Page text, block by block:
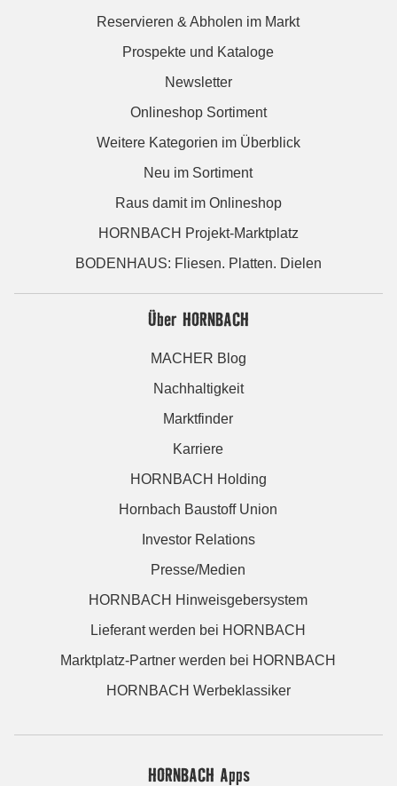
Reservieren & Abholen im Markt
Prospekte und Kataloge
Newsletter
Onlineshop Sortiment
Weitere Kategorien im Überblick
Neu im Sortiment
Raus damit im Onlineshop
HORNBACH Projekt-Marktplatz
BODENHAUS: Fliesen. Platten. Dielen
Über HORNBACH
MACHER Blog
Nachhaltigkeit
Marktfinder
Karriere
HORNBACH Holding
Hornbach Baustoff Union
Investor Relations
Presse/Medien
HORNBACH Hinweisgebersystem
Lieferant werden bei HORNBACH
Marktplatz-Partner werden bei HORNBACH
HORNBACH Werbeklassiker
HORNBACH Apps